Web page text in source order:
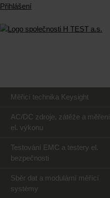
Přihlášení
Měřicí technika Keysight
AC/DC zdroje, zátěže a měření
el. výkonu
Testování EMC a testery el.
bezpečnosti
Sběr dat a modulární měřící
systémy